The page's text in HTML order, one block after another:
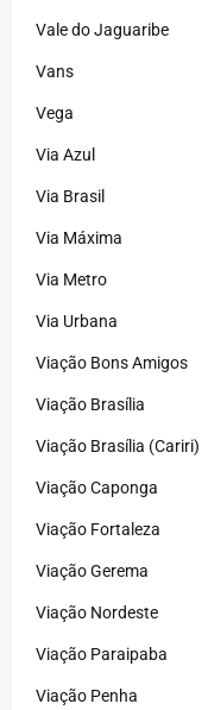
Vale do Jaguaribe
Vans
Vega
Via Azul
Via Brasil
Via Máxima
Via Metro
Via Urbana
Viação Bons Amigos
Viação Brasília
Viação Brasília (Cariri)
Viação Caponga
Viação Fortaleza
Viação Gerema
Viação Nordeste
Viação Paraipaba
Viação Penha